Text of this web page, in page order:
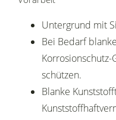
Untergrund mit
Bei Bedarf
Korrosionschutz-
schützen.
Blanke